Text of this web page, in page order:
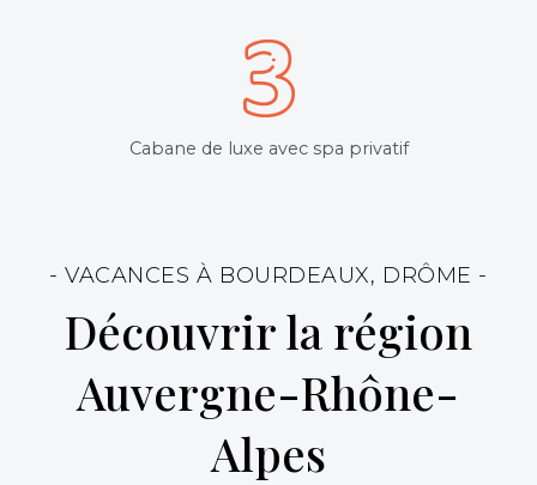
Cabane de luxe avec spa privatif
- VACANCES À BOURDEAUX, DRÔME -
Découvrir la région
Auvergne-Rhône-
Alpes